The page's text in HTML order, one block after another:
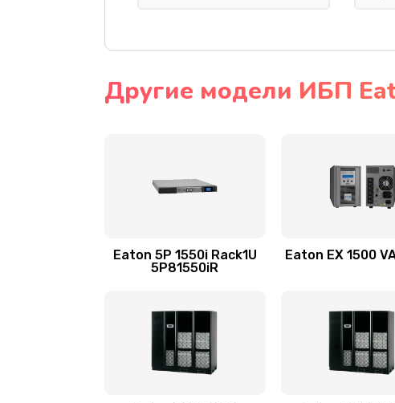
Другие модели ИБП
Eaton 5P 1550i Rack1U
5P81550iR
Eaton EX 1500